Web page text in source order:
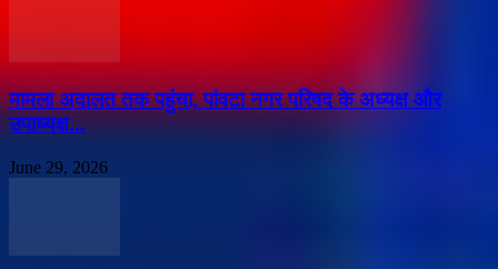
मामला अदालत तक पहुंचा, पांवटा नगर परिषद के अध्यक्ष और
उपाध्यक्ष...
June 29, 2026